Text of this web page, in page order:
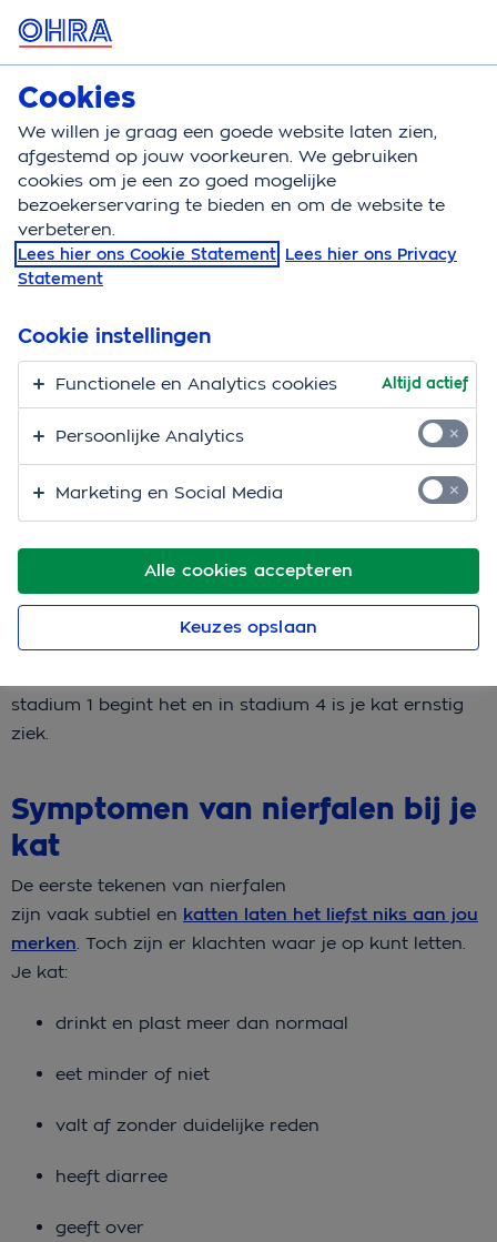
MENU
Kattenverzekering
Kattenverzekering Aandoeningen Nierfalen kat
Nierfalen bij katten
Nierfalen komt regelmatig voor bij katten, vooral op
opmerkt als er al veel schade is. Daarom is het
belangrijk om de signalen van katten met
nierfalen goed te kennen en op tijd in te grijpen.
Wat is nierfalen bij katten?
Nierfalen betekent dat de nieren van je kat niet meer
het bloed, waardoor je kat langzaam vergiftigd kan
raken. Er zijn 2 vormen: acuut nierfalen, wat
plotseling ontstaat en chronisch nierfalen, wat
langzaam steeds erger wordt. Dierenartsen
stadium 1 begint het en in stadium 4 is je kat ernstig
ziek.
Symptomen van nierfalen bij je
kat
De eerste tekenen van nierfalen
zijn vaak subtiel en katten laten het liefst niks aan jou
merken . Toch zijn er klachten waar je op kunt letten.
Je kat:
drinkt en plast meer dan normaal
eet minder of niet
valt af zonder duidelijke reden
heeft diarree
geeft over
Cookies
We willen je graag een goede website laten zien,
afgestemd op jouw voorkeuren. We gebruiken
cookies om je een zo goed mogelijke
bezoekerservaring te bieden en om de website te
verbeteren.
Lees hier ons Cookie Statement Lees hier ons Privacy
Statement
Alle cookies accepteren
Cookie instellingen
Functionele en Analytics cookies Altijd actief
Persoonlijke Analytics
Marketing en Social Media
Keuzes opslaan